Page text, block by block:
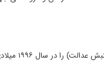
بازیکن